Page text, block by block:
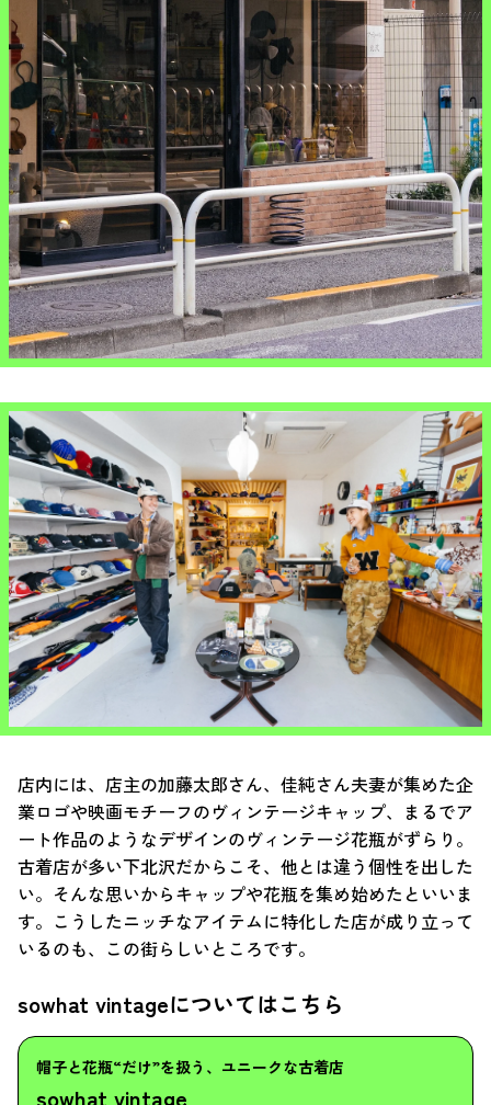
店内には、店主の加藤太郎さん、佳純さん夫妻が集めた企
業ロゴや映画モチーフのヴィンテージキャップ、まるでア
ート作品のようなデザインのヴィンテージ花瓶がずらり。
古着店が多い下北沢だからこそ、他とは違う個性を出した
い。そんな思いからキャップや花瓶を集め始めたといいま
す。こうしたニッチなアイテムに特化した店が成り立って
いるのも、この街らしいところです。
sowhat vintageについてはこちら
帽子と花瓶“だけ”を扱う、ユニークな古着店
sowhat vintage